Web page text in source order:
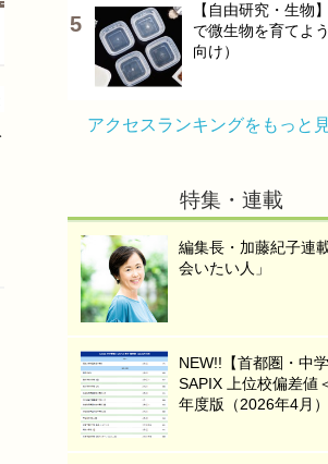
【自由研究・生物
で微生物を育てよ
向け）
アクセスランキングをもっと
特集・連載
編集長・加藤紀子連
会いたい人」
NEW!!【首都圏・中学
SAPIX 上位校偏差値
年度版（2026年4月）